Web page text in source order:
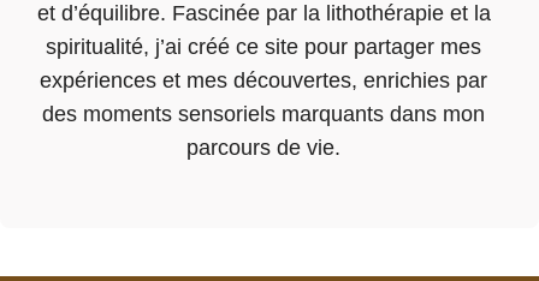
et d’équilibre. Fascinée par la lithothérapie et la
spiritualité, j’ai créé ce site pour partager mes
expériences et mes découvertes, enrichies par
des moments sensoriels marquants dans mon
parcours de vie.